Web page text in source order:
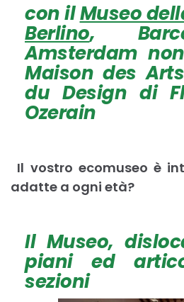
con ilMuseo
Berlino,
Amsterdam
Maison des
du Design di
Ozerain
Il vostro ecomuseo è
adatte a ogni età?
Il Museo,
piani ed
sezioni